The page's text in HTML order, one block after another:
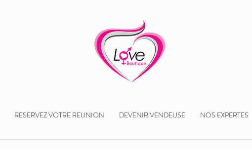
RESERVEZ VOTRE REUNION DEVENIR VENDEUSE NOS EXPERTES